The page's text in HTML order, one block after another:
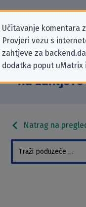
Učitavanje komentara
Provjeri vezu s
zahtjeve za
dodatka poput uMatrix
Podaci
Holdings)
na
Natrag na